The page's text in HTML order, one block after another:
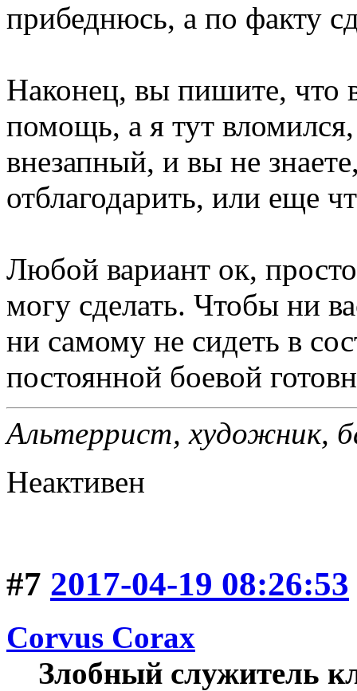
прибеднюсь, а по факту
Наконец, вы пишите, что
помощь, а я тут
внезапный, и вы не
отблагодарить, или еще
Любой вариант ок,
могу сделать. Чтобы ни
ни самому не сидеть в
постоянной боевой
Альтеррист, художник,
Неактивен
#7 2017-04-19 08:26:53
Corvus Corax
Злобный служитель